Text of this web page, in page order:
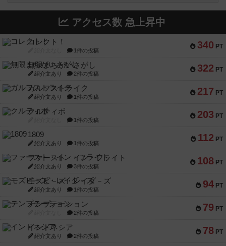
アクセス数 急上昇中
340 PT
コレクト！
1件の投稿
322 PT
無限まちがいさがし
紹介文あり 2件の投稿
217 PT
ガルフストライク
紹介文あり 1件の投稿
203 PT
クルティボ
1件の投稿
112 PT
1809
紹介文あり 1件の投稿
108 PT
ファースト・イン・フライト
紹介文あり 3件の投稿
94 PT
モズビ－ズ・レイダ－ズ
紹介文あり 1件の投稿
79 PT
テンプテーション
2件の投稿
78 PT
インドネシア
紹介文あり 2件の投稿